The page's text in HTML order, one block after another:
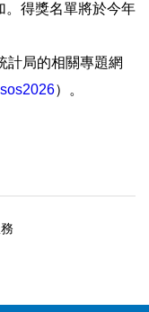
。得獎名單將於今年
計局的相關專題網
）。